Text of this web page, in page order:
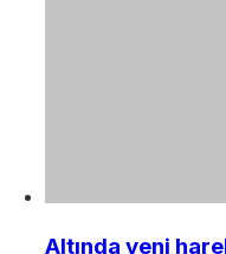
Altında yeni